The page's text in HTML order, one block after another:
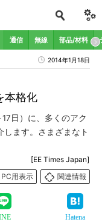
通信 無線 部品/材料
2014年1月18日
本格化
日）に、多くのアク
ます。さまざまなト
[EE Times Japan]
PC用表示
関連情報
Hatena